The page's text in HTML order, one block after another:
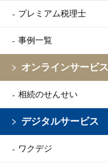
プレミアム税理士
事例一覧
オンラインサービス
相続のせんせい
デジタルサービス
ワクデジ